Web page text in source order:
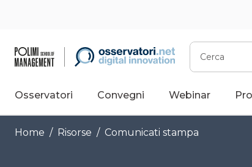
Cerca
Osservatori Convegni Webinar
Home / Risorse / Comunicati stampa